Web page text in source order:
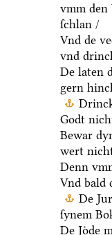
vmm den
ſchlan /
Vnd de
vnd
De laten
gern
Godt
Bewar
wert
Denn
Vnd bald
De
ſynem
De Joͤde